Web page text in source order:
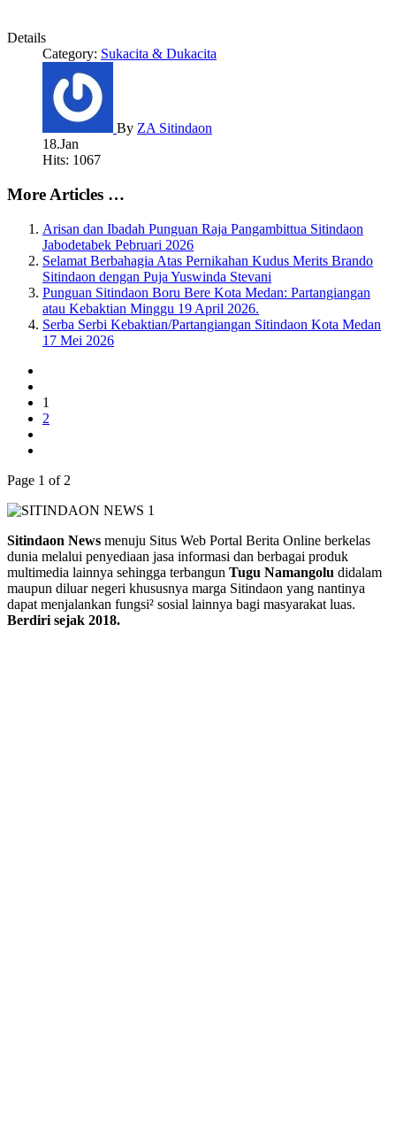
Details
Category: Sukacita & Dukacita
By ZA Sitindaon
18.Jan
Hits: 1067
More Articles …
Arisan dan Ibadah Punguan Raja Pangambittua Sitindaon
Jabodetabek Pebruari 2026
Selamat Berbahagia Atas Pernikahan Kudus Merits Brando
Sitindaon dengan Puja Yuswinda Stevani
Punguan Sitindaon Boru Bere Kota Medan: Partangiangan
atau Kebaktian Minggu 19 April 2026.
Serba Serbi Kebaktian/Partangiangan Sitindaon Kota Medan
17 Mei 2026
1
2
Page 1 of 2
Sitindaon News menuju Situs Web Portal Berita Online berkelas
dunia melalui penyediaan jasa informasi dan berbagai produk
multimedia lainnya sehingga terbangun Tugu Namangolu didalam
maupun diluar negeri khususnya marga Sitindaon yang nantinya
dapat menjalankan fungsi² sosial lainnya bagi masyarakat luas.
Berdiri sejak 2018.